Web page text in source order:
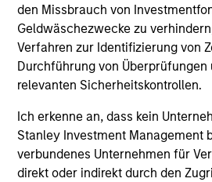
den Missbrauch von
Geldwäschezwecke zu
Verfahren zur Identifizierung von
Durchführung von Überprüfungen
relevanten Sicherheitskontrollen.
Ich erkenne an, dass kein
Stanley Investment Management
verbundenes Unternehmen für
direkt oder indirekt durch den
Unsere
Unsere spezialisierten
sich auf langfristige
die Märkte weltweit.